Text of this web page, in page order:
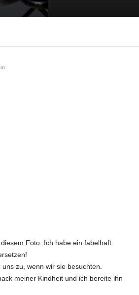
Foto: Ich habe ein fabelhaft
zu, wenn wir sie besuchten.
meiner Kindheit und ich bereite ihn